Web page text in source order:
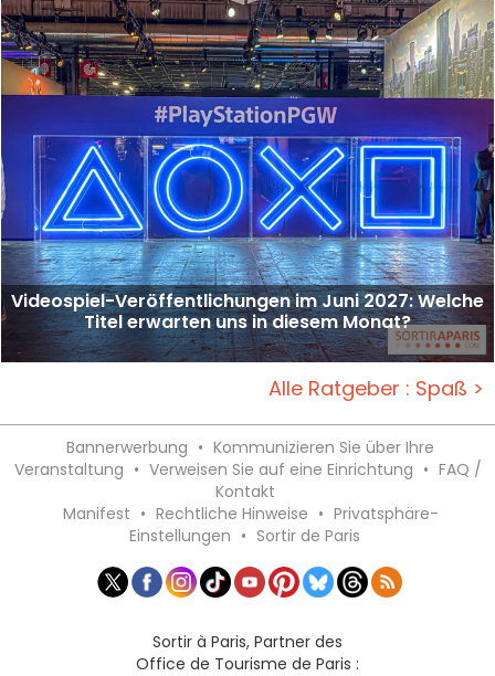
Videospiel-Veröffentlichungen im Juni 2027: Welche
Titel erwarten uns in diesem Monat?
Alle Ratgeber : Spaß >
Bannerwerbung • Kommunizieren Sie über Ihre
Veranstaltung • Verweisen Sie auf eine Einrichtung • FAQ /
Kontakt
Manifest • Rechtliche Hinweise • Privatsphäre-
Einstellungen • Sortir de Paris
Sortir à Paris, Partner des
Office de Tourisme de Paris :